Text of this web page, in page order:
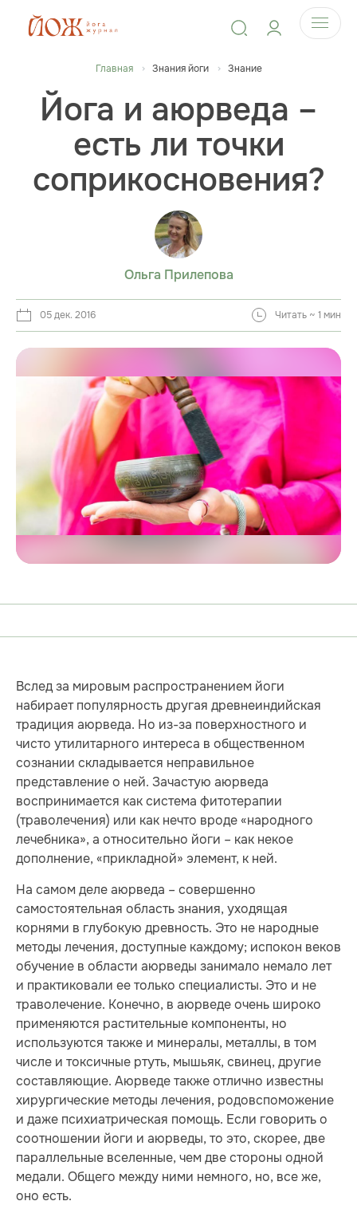
Главная Знания йоги Знание
Йога и аюрведа –
есть ли точки
соприкосновения?
Ольга Прилепова
05 дек. 2016 Читать ~ 1 мин
Вслед за мировым распространением йоги
набирает популярность другая древнеиндийская
традиция аюрведа. Но из-за поверхностного и
чисто утилитарного интереса в общественном
сознании складывается неправильное
представление о ней. Зачастую аюрведа
воспринимается как система фитотерапии
(траволечения) или как нечто вроде «народного
лечебника», а относительно йоги – как некое
дополнение, «прикладной» элемент, к ней.
На самом деле аюрведа – совершенно
самостоятельная область знания, уходящая
корнями в глубокую древность. Это не народные
методы лечения, доступные каждому; испокон веков
обучение в области аюрведы занимало немало лет
и практиковали ее только специалисты. Это и не
траволечение. Конечно, в аюрведе очень широко
применяются растительные компоненты, но
используются также и минералы, металлы, в том
числе и токсичные ртуть, мышьяк, свинец, другие
составляющие. Аюрведе также отлично известны
хирургические методы лечения, родовспоможение
и даже психиатрическая помощь. Если говорить о
соотношении йоги и аюрведы, то это, скорее, две
параллельные вселенные, чем две стороны одной
медали. Общего между ними немного, но, все же,
оно есть.